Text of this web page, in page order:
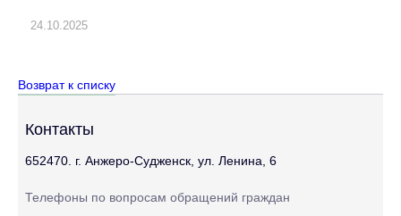
24.10.2025
Возврат к списку
Контакты
652470. г. Анжеро-Судженск, ул. Ленина, 6
Телефоны по вопросам обращений граждан